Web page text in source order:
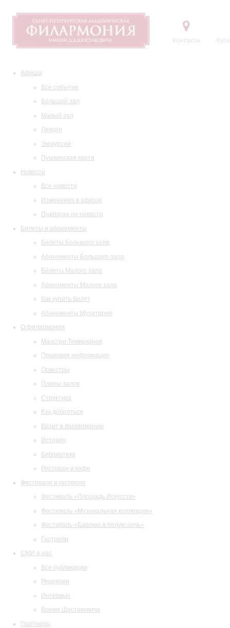
Контакты
Афиша
Все события
Большой зал
Малый зал
Лекции
Экскурсии
Пушкинская карта
Новости
Все новости
Изменения в афише
Подписка на новости
Билеты и абонементы
Билеты Большого зала
Абонементы Большого зала
Билеты Малого зала
Абонементы Малого зала
Как купить билет
Абонементы Музитория
О филармонии
Маэстро Темирканов
Правовая информация
Оркестры
Планы залов
Структура
Как добраться
Визит в филармонию
История
Библиотека
Ресторан и кафе
Фестивали и гастроли
Фестиваль «Площадь Искусств»
Фестиваль «Музыкальная коллекция»
Фестиваль «Барокко в белую ночь»
Гастроли
СМИ о нас
Все публикации
Рецензии
Интервью
Время Шостаковича
Партнеры